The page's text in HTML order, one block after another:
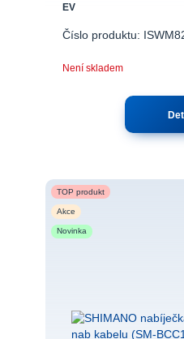
EV
Číslo produktu:
Není skladem
TOP produkt
Akce
Novinka